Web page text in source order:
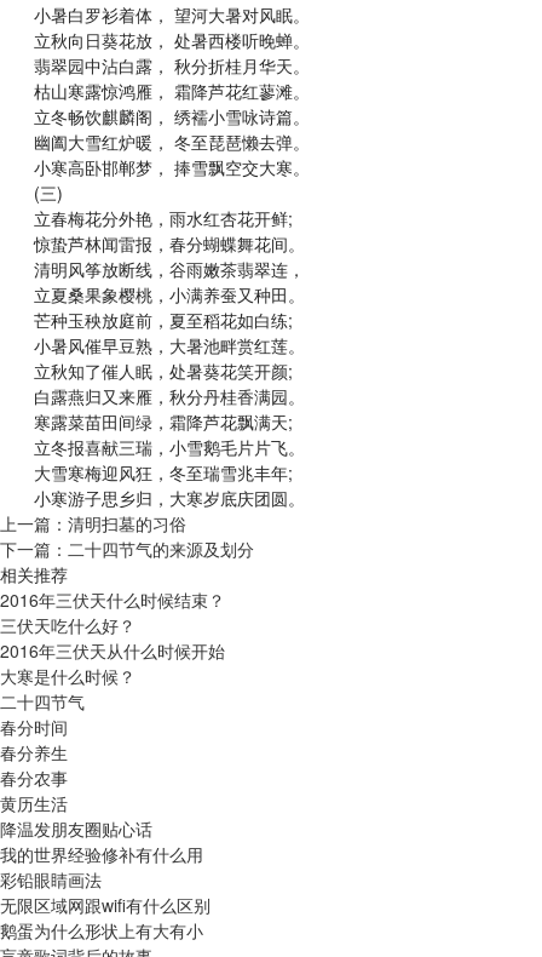
小暑白罗衫着体， 望河大暑对风眠。
立秋向日葵花放， 处暑西楼听晚蝉。
翡翠园中沾白露， 秋分折桂月华天。
枯山寒露惊鸿雁， 霜降芦花红蓼滩。
立冬畅饮麒麟阁， 绣襦小雪咏诗篇。
幽阖大雪红炉暖， 冬至琵琶懒去弹。
小寒高卧邯郸梦， 捧雪飘空交大寒。
(三)
立春梅花分外艳，雨水红杏花开鲜;
惊蛰芦林闻雷报，春分蝴蝶舞花间。
清明风筝放断线，谷雨嫩茶翡翠连，
立夏桑果象樱桃，小满养蚕又种田。
芒种玉秧放庭前，夏至稻花如白练;
小暑风催早豆熟，大暑池畔赏红莲。
立秋知了催人眠，处暑葵花笑开颜;
白露燕归又来雁，秋分丹桂香满园。
寒露菜苗田间绿，霜降芦花飘满天;
立冬报喜献三瑞，小雪鹅毛片片飞。
大雪寒梅迎风狂，冬至瑞雪兆丰年;
小寒游子思乡归，大寒岁底庆团圆。
上一篇： 清明扫墓的习俗
下一篇： 二十四节气的来源及划分
相关推荐
2016年三伏天什么时候结束？
三伏天吃什么好？
2016年三伏天从什么时候开始
大寒是什么时候？
二十四节气
春分时间
春分养生
春分农事
黄历生活
降温发朋友圈贴心话
我的世界经验修补有什么用
彩铅眼睛画法
无限区域网跟wifi有什么区别
鹅蛋为什么形状上有大有小